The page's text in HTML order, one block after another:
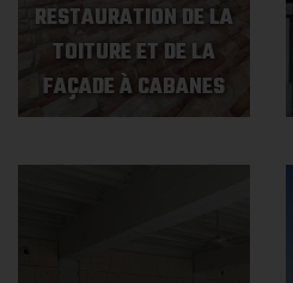
RESTAURATION DE LA
TOITURE ET DE LA
FAÇADE À CABANES